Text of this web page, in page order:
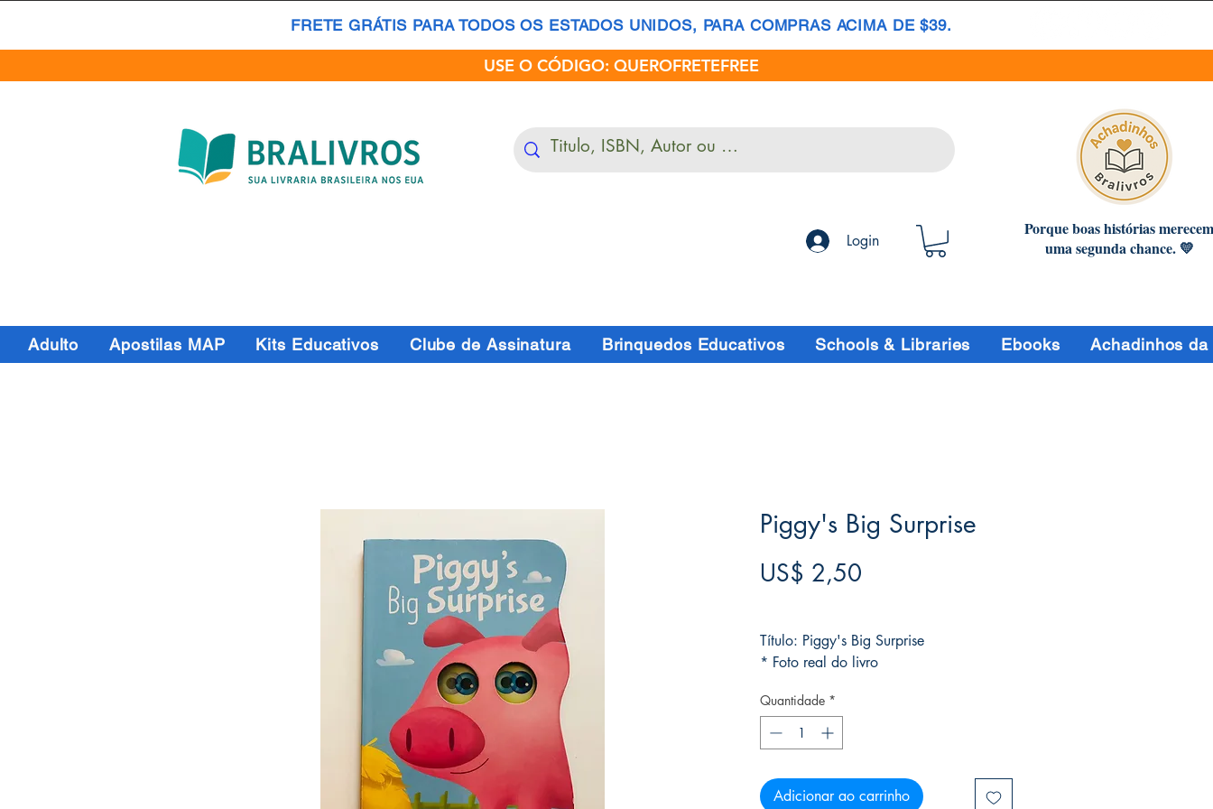
FRETE GRÁTIS PARA TODOS OS ESTADOS UNIDOS, PARA COMPRAS ACIMA DE $39.
USE O CÓDIGO: QUEROFRETEFREE
Login
Porque boas histórias merecem
uma segunda chance. 💛
Adulto Apostilas MAP Kits Educativos Clube de Assinatura Brinquedos Educativos Schools & Libraries Ebooks Achadinhos
Piggy's Big Surprise
US$ 2,50
Título: Piggy's Big Surprise
* Foto real do livro
Quantidade *
Adicionar ao carrinho